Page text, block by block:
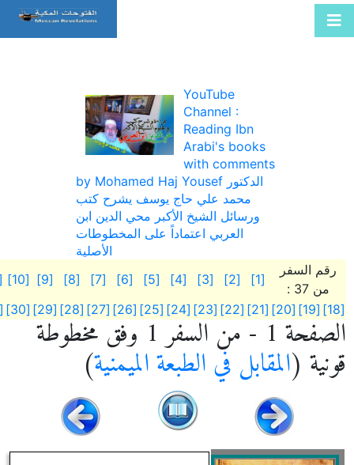
YouTube
Channel :
Reading Ibn
Arabi's books
with comments
by Mohamed Haj Yousef الدكتور
محمد علي حاج يوسف يشرح كتب
ورسائل الشيخ الأكبر محي الدين ابن
العربي اعتماداً على المخطوطات
الأصلية
رقم السفر
من 37 :
[1]
[2]
[3]
[4]
[5]
[6]
[7]
[8]
[9]
[10]
[18]
[19]
[20]
[21]
[22]
[23]
[24]
[25]
[26]
[27]
[28]
[29]
[30]
[31]
الصفحة 1 - من السفر 1 وفق مخطوطة
قونية (المقابل في الطبعة الميمنية)